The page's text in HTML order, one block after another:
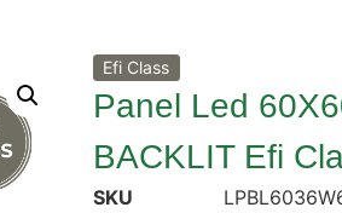
Efi Class
Panel Led
BACKLIT Efi
SKU